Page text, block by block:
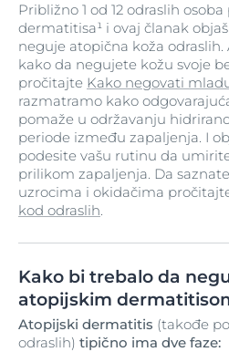
Približno 1 od 12 odraslih
dermatitisa¹ i ovaj članak
neguje atopična koža
kako da negujete kožu svoje
pročitajte Kako negovati
razmatramo kako
pomaže u održavanju
periode između zapaljenja. I
podesite vašu rutinu da
prilikom zapaljenja. Da
uzrocima i okidačima
kod odraslih.
Kako bi trebalo da
atopijskim
Atopijski dermatitis (takođe
odraslih) tipično ima dve faze: